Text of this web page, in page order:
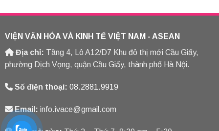
VIỆN VĂN HÓA VÀ KINH TẾ VIỆT NAM - ASEAN
Địa chỉ: Tầng 4, Lô A12/D7 Khu đô thị mới Cầu Giấy,
phường Dịch Vọng, quận Cầu Giấy, thành phố Hà Nội.
Số điện thoại: 08.2881.9919
Email: info.ivace@gmail.com